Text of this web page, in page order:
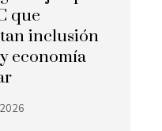
que
inclusión
economía